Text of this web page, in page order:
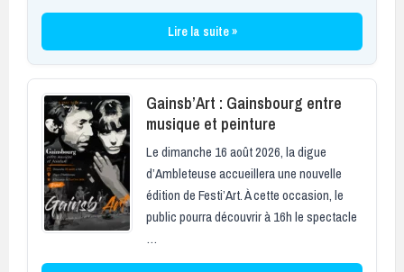
Lire la suite »
Gainsb’Art : Gainsbourg entre
musique et peinture
Le dimanche 16 août 2026, la digue
d’Ambleteuse accueillera une nouvelle
édition de Festi’Art. À cette occasion, le
public pourra découvrir à 16h le spectacle
…